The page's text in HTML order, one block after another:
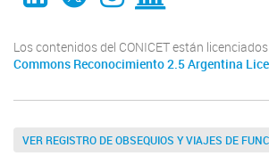
Los contenidos del CONICET están
Commons Reconocimiento 2.5 Argentina
VER REGISTRO DE OBSEQUIOS Y VIAJES DE